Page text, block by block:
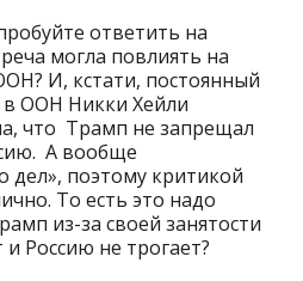
ответить на
могла повлиять на
И, кстати, постоянный
ООН Никки Хейли
что Трамп не запрещал
А вообще
дел», поэтому критикой
То есть это надо
из-за своей занятости
Россию не трогает?